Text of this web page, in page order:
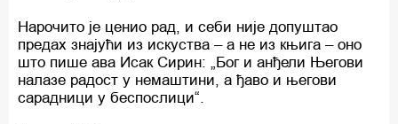
Нарочито је ценио рад, и себи није допуштао
предах знајући из искуства – а не из књига – оно
што пише ава Исак Сирин: „Бог и анђели Његови
налазе радост у немаштини, а ђаво и његови
сарадници у беспослици“.